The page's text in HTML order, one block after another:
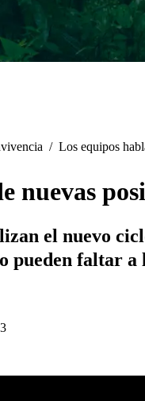
/ Los equipos
nuevas
el nuevo
pueden faltar